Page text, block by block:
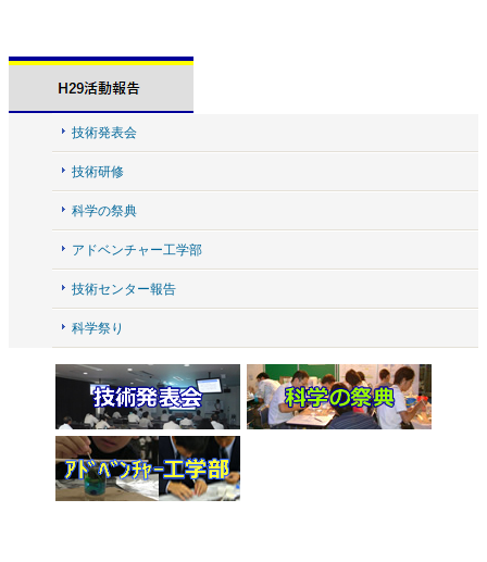
技術発表会
技術研修
科学の祭典
アドベンチャー工学部
技術センター報告
科学祭り